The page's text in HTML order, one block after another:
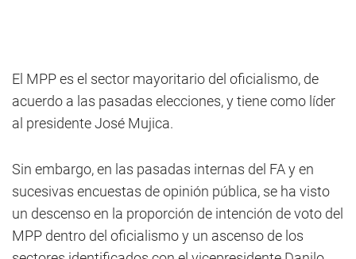
El MPP es el sector mayoritario del oficialismo, de
acuerdo a las pasadas elecciones, y tiene como líder
al presidente José Mujica.
Sin embargo, en las pasadas internas del FA y en
sucesivas encuestas de opinión pública, se ha visto
un descenso en la proporción de intención de voto del
MPP dentro del oficialismo y un ascenso de los